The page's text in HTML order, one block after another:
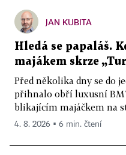
JAN KUBITA
Hledá se papaláš.
majákem skrze
Před několika dny se do
přihnalo obří luxusní
blikajícím majáčkem na
4. 8. 2026 ▪ 6 min. čtení